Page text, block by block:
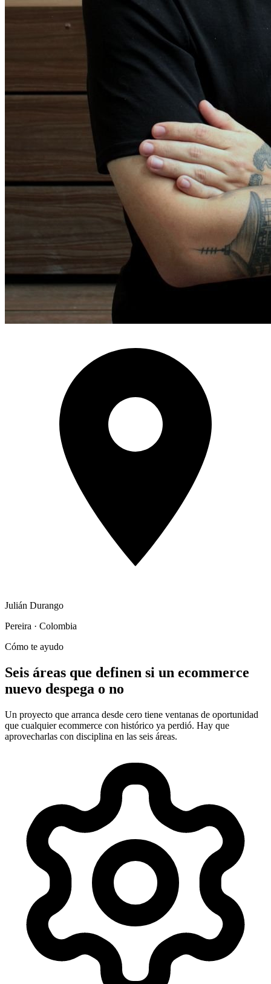
Julián Durango
Pereira · Colombia
Cómo te ayudo
Seis áreas que definen si un ecommerce
nuevo despega o no
Un proyecto que arranca desde cero tiene ventanas de oportunidad
que cualquier ecommerce con histórico ya perdió. Hay que
aprovecharlas con disciplina en las seis áreas.